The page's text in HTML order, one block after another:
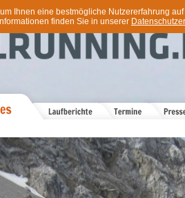
Ihnen eine bestmögliche Nutzererfahrung
finden Sie in unserer